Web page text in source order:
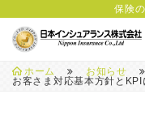
保険
ホーム
お知らせ
お客さま対応基本方針と